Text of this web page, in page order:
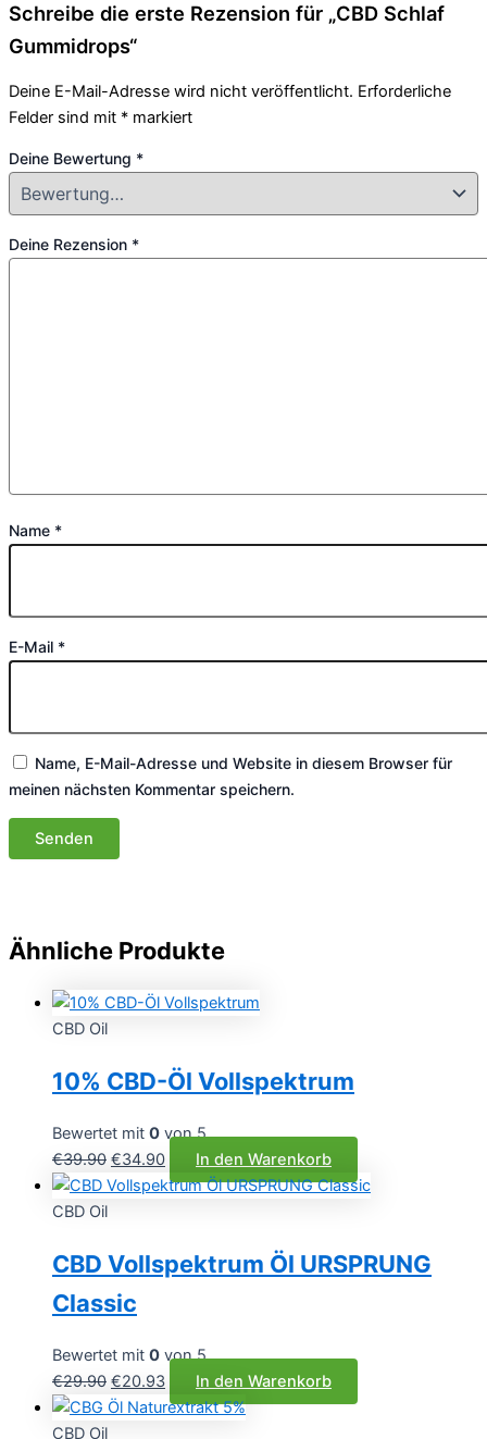
Schreibe die erste Rezension für „CBD Schlaf
Gummidrops“
Deine E-Mail-Adresse wird nicht veröffentlicht. Erforderliche
Felder sind mit * markiert
Deine Bewertung *
Deine Rezension *
Name *
E-Mail *
Name, E-Mail-Adresse und Website in diesem Browser für
meinen nächsten Kommentar speichern.
Ähnliche Produkte
CBD Oil
10% CBD-Öl Vollspektrum
Bewertet mit 0 von 5
€39.90 Ursprünglicher
Preis
€34.90Aktueller
Preis
In den Warenkorb
CBD Oil
CBD Vollspektrum Öl URSPRUNG
Classic
Bewertet mit 0 von 5
€29.90 Ursprünglicher
Preis
€20.93Aktueller
Preis
In den Warenkorb
CBD Oil